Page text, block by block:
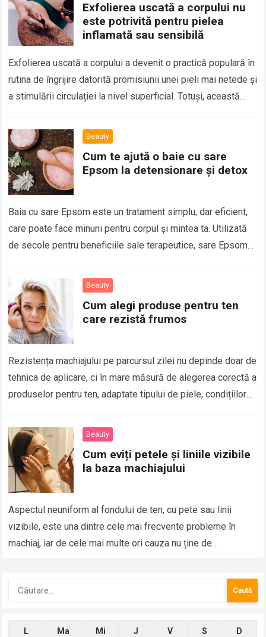
Exfolierea uscată a corpului nu
este potrivită pentru pielea
inflamată sau sensibilă
Exfolierea uscată a corpului a devenit o practică populară în
rutina de îngrijire datorită promisiunii unei pieli mai netede și
a stimulării circulației la nivel superficial. Totuși, această
Beauty
Cum te ajută o baie cu sare
Epsom la detensionare și detox
Baia cu sare Epsom este un tratament simplu, dar eficient,
care poate face minuni pentru corpul și mintea ta. Utilizată
de secole pentru beneficiile sale terapeutice, sare Epsom
Beauty
Cum alegi produse pentru ten
care rezistă frumos
Rezistența machiajului pe parcursul zilei nu depinde doar de
tehnica de aplicare, ci în mare măsură de alegerea corectă a
produselor pentru ten, adaptate tipului de piele, condițiilor
Beauty
Cum eviți petele și liniile vizibile
la baza machiajului
Aspectul neuniform al fondului de ten, cu pete sau linii
vizibile, este una dintre cele mai frecvente probleme în
machiaj, iar de cele mai multe ori cauza nu ține de…
Caută
L Ma Mi J V S D